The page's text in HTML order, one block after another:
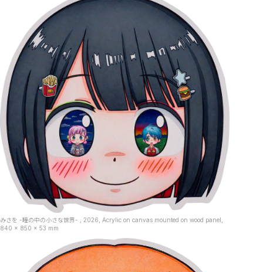
みさを -瞳の中の小さな世界- , 2026, Acrylic on canvas mounted on wood panel,
840 x 850 x 53 mm